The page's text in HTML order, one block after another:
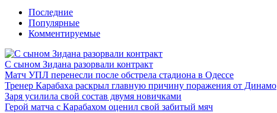
Последние
Популярные
Комментируемые
С сыном Зидана разорвали контракт
Матч УПЛ перенесли после обстрела стадиона в Одессе
Тренер Карабаха раскрыл главную причину поражения от Динамо
Заря усилила свой состав двумя новичками
Герой матча с Карабахом оценил свой забитый мяч